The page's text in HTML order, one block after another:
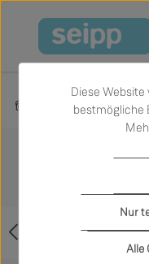
Zum Hauptinhalt springen
Produkte Wohnen
Diese
bestmögliche
Nur
Alle